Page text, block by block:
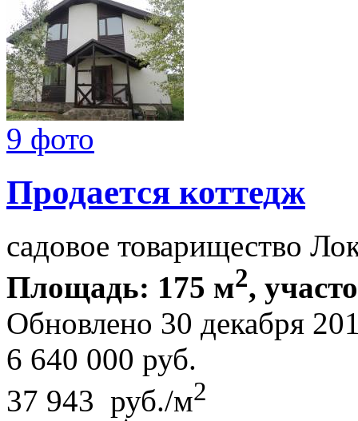
9 фото
Продается коттедж
садовое товарищество
Площадь: 175 м2,
Обновлено 30 декабря
6 640 000 руб.
37 943 руб./м2